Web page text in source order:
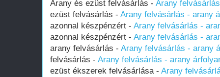
Arany és ezüst felvásárlás - Arany
ezüst felvásárlás - Arany felvásárlás - arany
azonnal készpénzért - Arany felvásárlás -
azonnal készpénzért - Arany felvásárlás -
arany felvásárlás - Arany felvásárlás - arany
felvásárlás - Arany felvásárlás - arany
ezüst ékszerek felvásárlása - Arany